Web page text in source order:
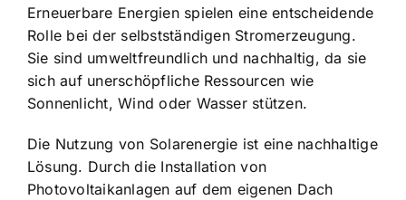
Erneuerbare Energien spielen eine entscheidende
Rolle bei der selbstständigen Stromerzeugung.
Sie sind umweltfreundlich und nachhaltig, da sie
sich auf unerschöpfliche Ressourcen wie
Sonnenlicht, Wind oder Wasser stützen.
Die Nutzung von Solarenergie ist eine nachhaltige
Lösung. Durch die Installation von
Photovoltaikanlagen auf dem eigenen Dach